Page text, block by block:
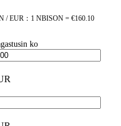
/ EUR：1 NBISON = €160.10
ko